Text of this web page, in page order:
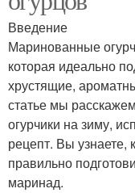
Введение
Маринованные
которая идеально
хрустящие,
статье мы
огурчики на зиму,
рецепт. Вы узнаете,
правильно
маринад.